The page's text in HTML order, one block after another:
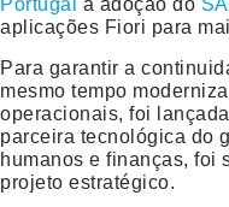
Portugal
a adoção do
aplicações Fiori para
Para garantir a
mesmo tempo
operacionais, foi
parceira tecnológica do
humanos e finanças, foi
projeto estratégico.